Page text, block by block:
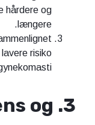
hårdere og
længere.
risiko
og